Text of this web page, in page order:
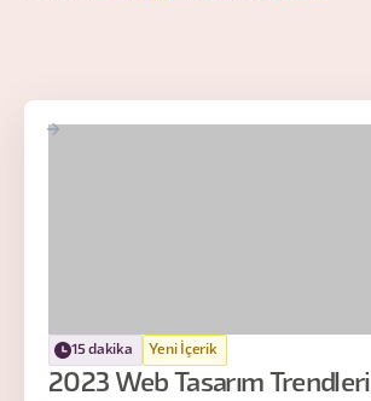
15 dakika Yeni İçerik
2023 Web Tasarım Trendleri